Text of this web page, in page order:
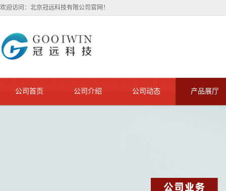
欢迎访问：北京冠远科技有限公司官网！
公司首页 公司介绍 公司动态 产品展厅